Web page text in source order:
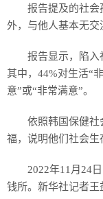
报告提及的社会
外，与他人基本无交
报告显示，陷入
其中，44%对生活“
意”或“非常满意”。
依照韩国保健社
福，说明他们社会生
2022年11月24
钱所。新华社记者王